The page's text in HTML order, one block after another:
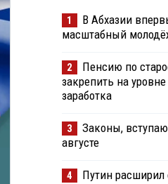
1
В Абхазии
масштабный
2
Пенсию по
закрепить на
заработка
3
Законы,
августе
4
Путин расширил